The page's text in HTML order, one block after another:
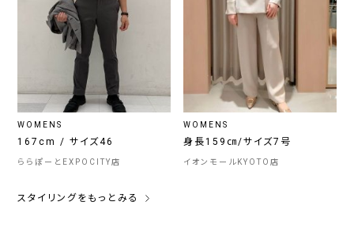
WOMENS
167cm / サイズ46
ららぽーとEXPOCITY店
WOMENS
身長159㎝/サイズ7号
イオンモールKYOTO店
スタイリングをもっとみる